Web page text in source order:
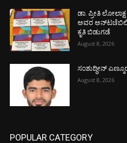
ಡಾ. ಪ್ರೀತಿ
ಅವರ
ಕೃತಿ ಬಿಡುಗಡೆ
August 8, 2026
ಸಂಶುದ್ಧೀನ್
August 8, 2026
POPULAR CATEGORY